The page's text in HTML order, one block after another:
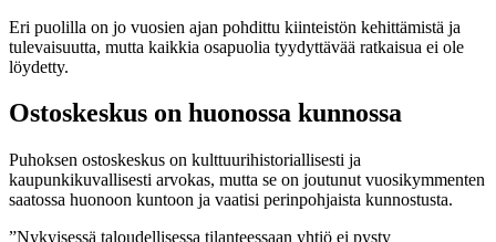
Eri puolilla on jo vuosien ajan pohdittu kiinteistön kehittämistä ja
tulevaisuutta, mutta kaikkia osapuolia tyydyttävää ratkaisua ei ole
löydetty.
Ostoskeskus on huonossa kunnossa
Puhoksen ostoskeskus on kulttuurihistoriallisesti ja
kaupunkikuvallisesti arvokas, mutta se on joutunut vuosikymmenten
saatossa huonoon kuntoon ja vaatisi perinpohjaista kunnostusta.
”Nykyisessä taloudellisessa tilanteessaan yhtiö ei pysty